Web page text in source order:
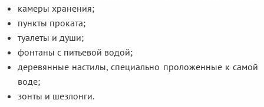
камеры хранения;
пункты проката;
туалеты и души;
фонтаны с питьевой водой;
деревянные настилы, специально проложенные к самой
воде;
зонты и шезлонги.